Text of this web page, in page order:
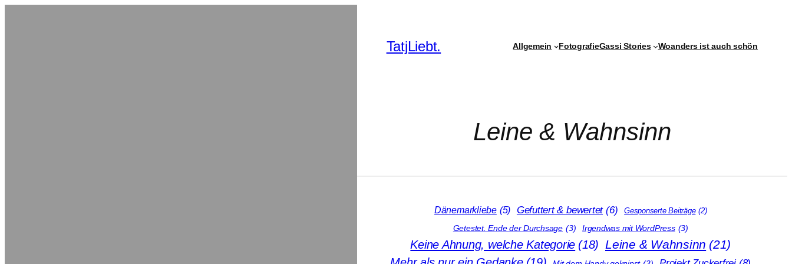
TatjLiebt. Allgemein FotografieGassi Stories Woanders ist auch schön
Leine & Wahnsinn
Dänemarkliebe (5) Gefuttert & bewertet (6) Gesponserte Beiträge (2)
Getestet. Ende der Durchsage (3) Irgendwas mit WordPress (3)
Keine Ahnung, welche Kategorie (18) Leine & Wahnsinn (21)